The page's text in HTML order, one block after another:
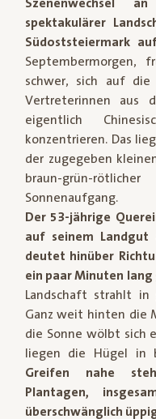
Szenenwechsel
spektakulärer
Südoststeiermark
schwer, sich auf
Vertreterinnen aus
eigentlich
konzentrieren. Das
der zugegeben
braun-grün-
Sonnenaufgang.
Der 53-jährige
auf seinem
deutet hinüber
ein paar Minuten lang
Landschaft strahlt in
Ganz weit hinten die
die Sonne wölbt sich
liegen die Hügel in
Greifen nahe
Plantagen,
überschwänglich